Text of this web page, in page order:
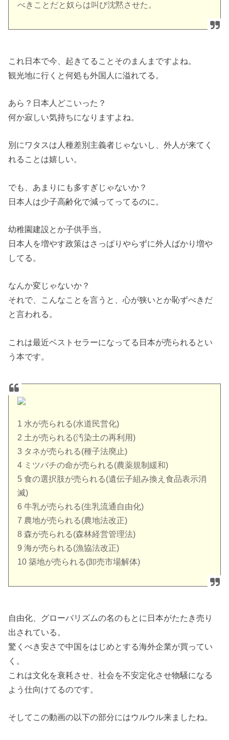
べきことだと奴らは叫び沈黙させた。
これ日本で今、起きてることそのまんまですよね。
観光地に行くと何処も外国人に溢れてる。
あら？日本人どこいった？
何か寂しい気持ちになりますよね。
別にワタスは人種差別主義者じゃないし、外人が来てく
れることは嬉しい。
でも、あまりにも多すぎじゃないか？
日本人は少子高齢化で減ってってるのに。
幼稚園建設とか子供手当。
日本人を増やす政策はさっぱりやらずに外人ばかり増や
してる。
なんか変じゃないか？
それで、こんなことを言うと、心が狭いとか恥ずべきだ
と言われる。
これは最近ベストセラーになってる日本が売られるとい
う本です。
1 水が売られる(水道民営化)
2 土が売られる(汚染土の再利用)
3 タネが売られる(種子法廃止)
4 ミツバチの命が売られる(農薬規制緩和)
5 食の選択肢が売られる(遺伝子組み換え食品表示消
滅)
6 牛乳が売られる(生乳流通自由化)
7 農地が売られる(農地法改正)
8 森が売られる(森林経営管理法)
9 海が売られる(漁協法改正)
10 築地が売られる(卸売市場解体)
自由化、グローバリズムの名のもとに日本がたたき売り
出されている。
驚くべき安さで中国をはじめとする海外企業が買ってい
く。
これは文化を衰耗させ、社会を不安定化させ物騒になる
よう仕向けてるのです。
そしてこの動画の以下の部分にはウルウル来ましたね。